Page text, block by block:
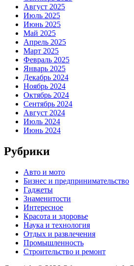
Август 2025
Июль 2025
Июнь 2025
Май 2025
Апрель 2025
Март 2025
Февраль 2025
Январь 2025
Декабрь 2024
Ноябрь 2024
Октябрь 2024
Сентябрь 2024
Август 2024
Июль 2024
Июнь 2024
Рубрики
Авто и мото
Бизнес и предпринимательство
Гаджеты
Знаменитости
Интересное
Красота и здоровье
Наука и технология
Отдых и развлечения
Промышленность
Строительство и ремонт